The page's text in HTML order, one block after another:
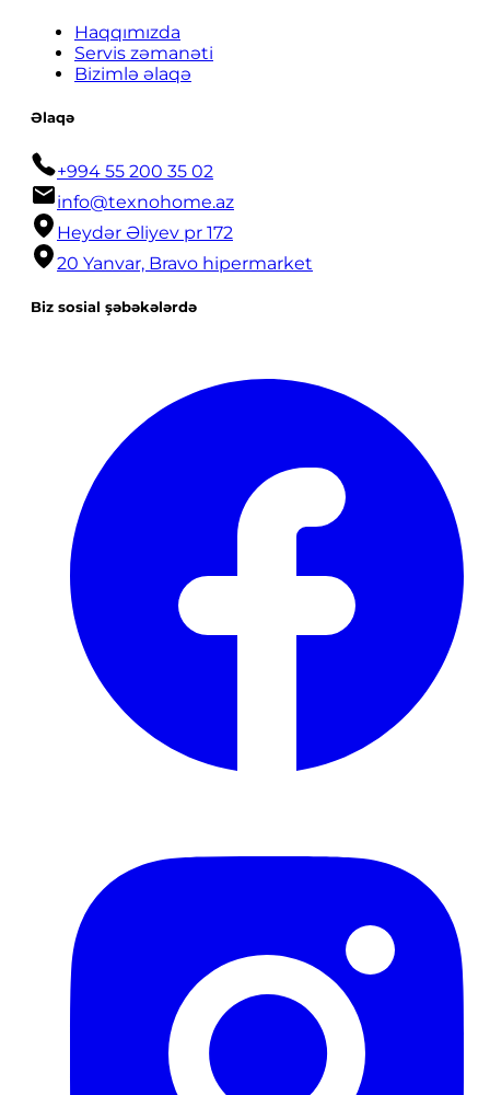
Haqqımızda
Servis zəmanəti
Bizimlə əlaqə
Əlaqə
+994 55 200 35 02
info@texnohome.az
Heydər Əliyev pr 172
20 Yanvar, Bravo hipermarket
Biz sosial şəbəkələrdə